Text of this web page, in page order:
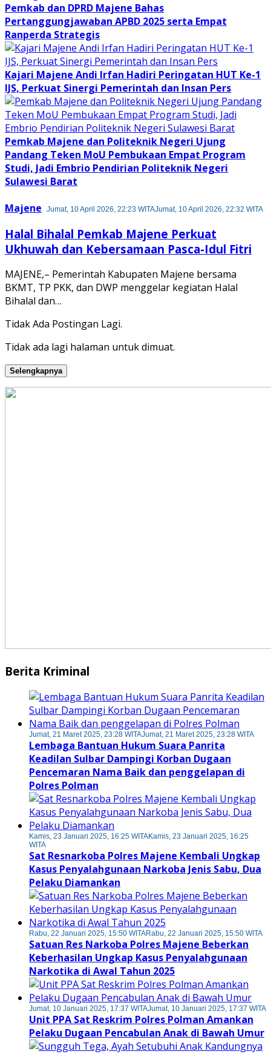
Pemkab dan DPRD Majene Bahas
Pertanggungjawaban APBD 2025 serta Empat
Ranperda Strategis
Kajari Majene Andi Irfan Hadiri Peringatan HUT Ke-1
IJS, Perkuat Sinergi Pemerintah dan Insan Pers
Pemkab Majene dan Politeknik Negeri Ujung
Pandang Teken MoU Pembukaan Empat Program
Studi, Jadi Embrio Pendirian Politeknik Negeri
Sulawesi Barat
Majene
Jumat, 10 April 2026, 22:23 WITAJumat, 10 April 2026, 22:32 WITA
Halal Bihalal Pemkab Majene Perkuat
Ukhuwah dan Kebersamaan Pasca-Idul Fitri
MAJENE,– Pemerintah Kabupaten Majene bersama
BKMT, TP PKK, dan DWP menggelar kegiatan Halal
Bihalal dan…
Tidak Ada Postingan Lagi.
Tidak ada lagi halaman untuk dimuat.
Selengkapnya
Berita Kriminal
Jumat, 21 Maret 2025, 23:28 WITAJumat, 21 Maret 2025, 23:28 WITA
Lembaga Bantuan Hukum Suara Panrita
Keadilan Sulbar Dampingi Korban Dugaan
Pencemaran Nama Baik dan penggelapan di
Polres Polman
Kamis, 23 Januari 2025, 16:25 WITAKamis, 23 Januari 2025, 16:25
WITA
Sat Resnarkoba Polres Majene Kembali Ungkap
Kasus Penyalahgunaan Narkoba Jenis Sabu, Dua
Pelaku Diamankan
Rabu, 22 Januari 2025, 15:50 WITARabu, 22 Januari 2025, 15:50 WITA
Satuan Res Narkoba Polres Majene Beberkan
Keberhasilan Ungkap Kasus Penyalahgunaan
Narkotika di Awal Tahun 2025
Jumat, 10 Januari 2025, 17:37 WITAJumat, 10 Januari 2025, 17:37 WITA
Unit PPA Sat Reskrim Polres Polman Amankan
Pelaku Dugaan Pencabulan Anak di Bawah Umur